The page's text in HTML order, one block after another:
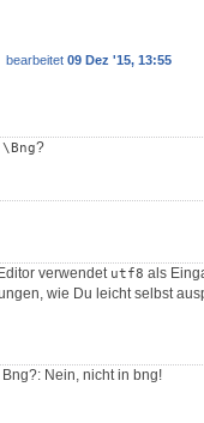
bearbeitet 09 Dez '15, 13:55
\Bng?
verwendet utf8 als
wie Du leicht selbst
Nein, nicht in bng!